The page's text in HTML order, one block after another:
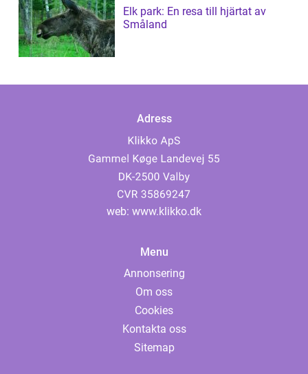
Elk park: En resa till hjärtat av
Småland
Adress
web: www.klikko.dk
Menu
Annonsering
Om oss
Cookies
Kontakta oss
Sitemap